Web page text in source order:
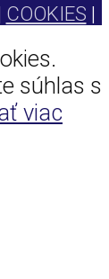
COOKIES |
súhlas s
viac